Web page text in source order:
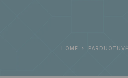
HOME PARDUOTUVĖ